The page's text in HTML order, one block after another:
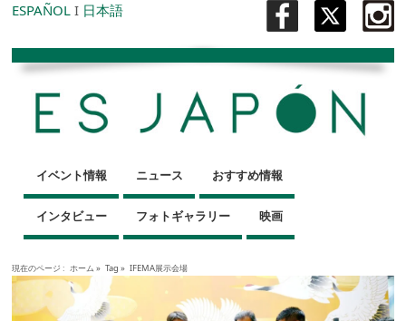
ESPAÑOL I 日本語
イベント情報 ニュース おすすめ情報
インタビュー フォトギャラリー 映画
現在のページ : ホーム » Tag » IFEMA展示会場